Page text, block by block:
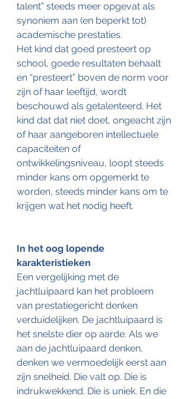
talent” steeds meer opgevat als
synoniem aan (en beperkt tot)
academische prestaties.
Het kind dat goed presteert op
school, goede resultaten behaalt
en “presteert” boven de norm voor
zijn of haar leeftijd, wordt
beschouwd als getalenteerd. Het
kind dat dat niet doet, ongeacht zijn
of haar aangeboren intellectuele
capaciteiten of
ontwikkelingsniveau, loopt steeds
minder kans om opgemerkt te
worden, steeds minder kans om te
krijgen wat het nodig heeft.
In het oog lopende
karakteristieken
Een vergelijking met de
jachtluipaard kan het probleem
van prestatiegericht denken
verduidelijken. De jachtluipaard is
het snelste dier op aarde. Als we
aan de jachtluipaard denken,
denken we vermoedelijk eerst aan
zijn snelheid. Die valt op. Die is
indrukwekkend. Die is uniek. En die